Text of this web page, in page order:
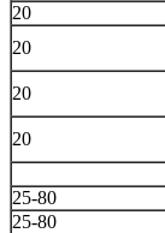
20
20
20
20
25-80
25-80